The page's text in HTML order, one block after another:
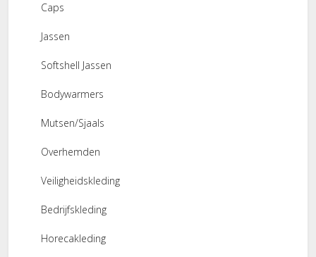
Caps
Jassen
Softshell Jassen
Bodywarmers
Mutsen/Sjaals
Overhemden
Veiligheidskleding
Bedrijfskleding
Horecakleding